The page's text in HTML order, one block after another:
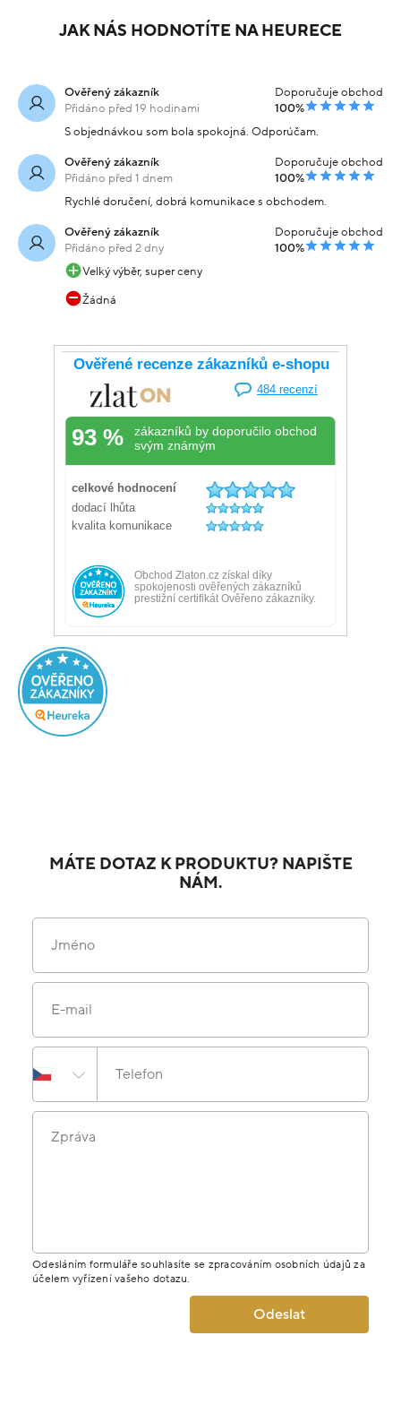
JAK NÁS HODNOTÍTE NA HEURECE
Ověřený zákazník
Přidáno před 19 hodinami
Doporučuje obchod
100%
S objednávkou som bola spokojná. Odporúčam.
Ověřený zákazník
Přidáno před 1 dnem
Doporučuje obchod
100%
Rychlé doručení, dobrá komunikace s obchodem.
Ověřený zákazník
Přidáno před 2 dny
Doporučuje obchod
100%
Velký výběr, super ceny
Žádná
MÁTE DOTAZ K PRODUKTU? NAPIŠTE
NÁM.
Jméno
E-mail
Telefon
Zpráva
Odesláním formuláře souhlasíte se zpracováním osobních údajů za
účelem vyřízení vašeho dotazu.
Odeslat